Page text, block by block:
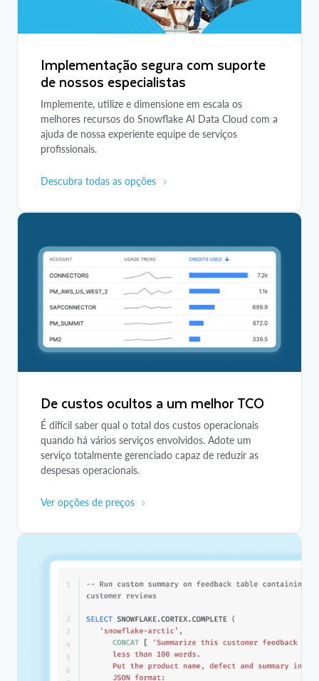
Implementação segura com suporte
de nossos especialistas
Implemente, utilize e dimensione em escala os
melhores recursos do Snowflake AI Data Cloud com a
ajuda de nossa experiente equipe de serviços
profissionais.
Descubra todas as opções
De custos ocultos a um melhor TCO
É difícil saber qual o total dos custos operacionais
quando há vários serviços envolvidos. Adote um
serviço totalmente gerenciado capaz de reduzir as
despesas operacionais.
Ver opções de preços